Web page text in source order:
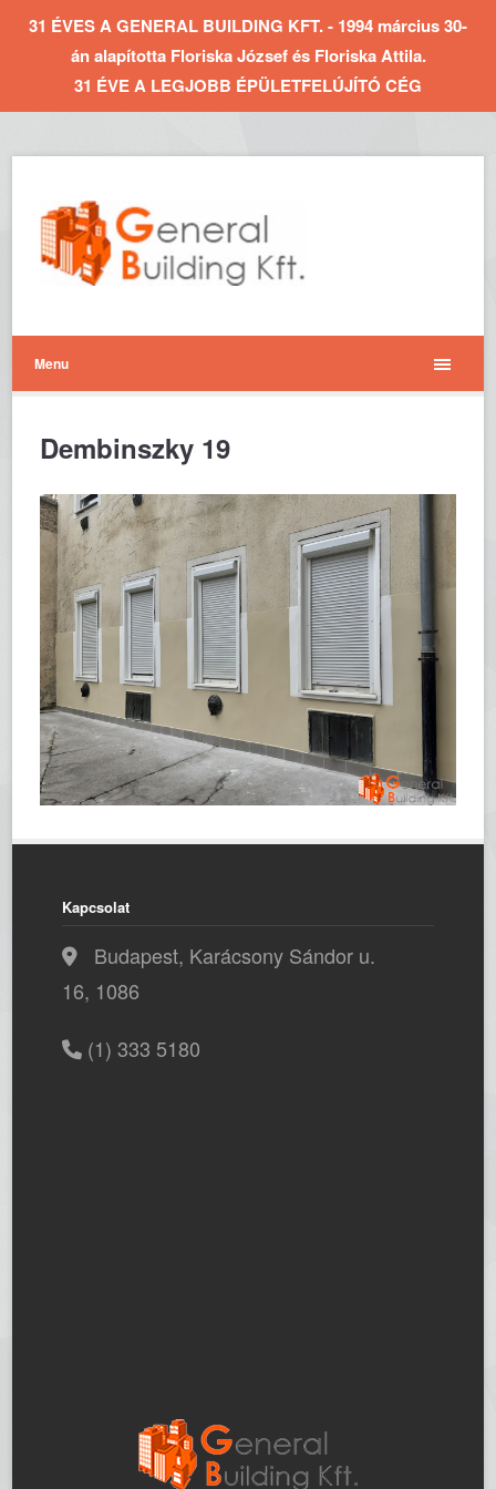
31 ÉVES A GENERAL BUILDING KFT. - 1994 március 30-
án alapította Floriska József és Floriska Attila.
31 ÉVE A LEGJOBB ÉPÜLETFELÚJÍTÓ CÉG
Menu
Dembinszky 19
Kapcsolat
Budapest, Karácsony Sándor u.
16, 1086
(1) 333 5180